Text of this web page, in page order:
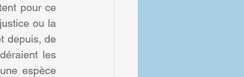
pour ce
ou la
depuis, de
les
espèce